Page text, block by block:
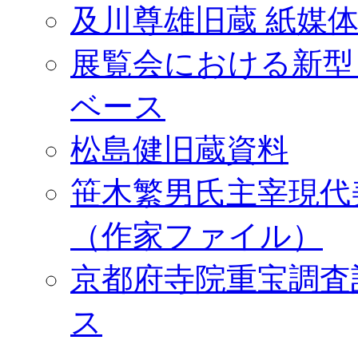
及川尊雄旧蔵 紙媒
展覧会における新
ベース
松島健旧蔵資料
笹木繁男氏主宰現
（作家ファイル）
京都府寺院重宝調
ス